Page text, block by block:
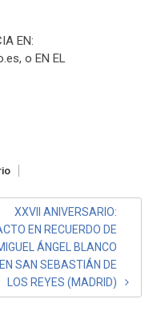
EN:
, o EN EL
XXVII ANIVERSARIO:
EN RECUERDO DE
ÁNGEL BLANCO
EN SAN SEBASTIÁN DE
LOS REYES (MADRID)